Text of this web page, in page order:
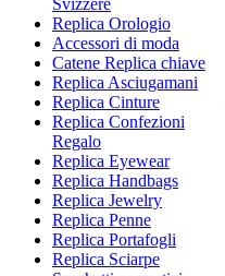
Svizzere
Replica Orologio
Accessori di moda
Catene Replica chiave
Replica Asciugamani
Replica Cinture
Replica Confezioni
Regalo
Replica Eyewear
Replica Handbags
Replica Jewelry
Replica Penne
Replica Portafogli
Replica Sciarpe